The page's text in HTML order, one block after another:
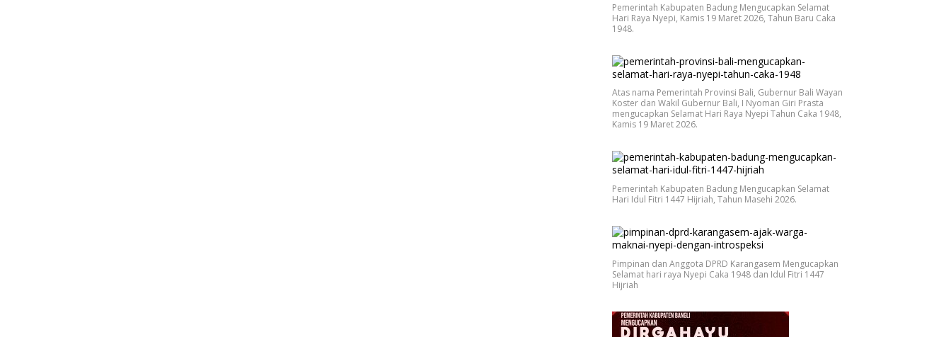
Pemerintah Kabupaten Badung Mengucapkan Selamat
Hari Raya Nyepi, Kamis 19 Maret 2026, Tahun Baru Caka
1948.
Atas nama Pemerintah Provinsi Bali, Gubernur Bali Wayan
Koster dan Wakil Gubernur Bali, I Nyoman Giri Prasta
mengucapkan Selamat Hari Raya Nyepi Tahun Caka 1948,
Kamis 19 Maret 2026.
Pemerintah Kabupaten Badung Mengucapkan Selamat
Hari Idul Fitri 1447 Hijriah, Tahun Masehi 2026.
Pimpinan dan Anggota DPRD Karangasem Mengucapkan
Selamat hari raya Nyepi Caka 1948 dan Idul Fitri 1447
Hijriah